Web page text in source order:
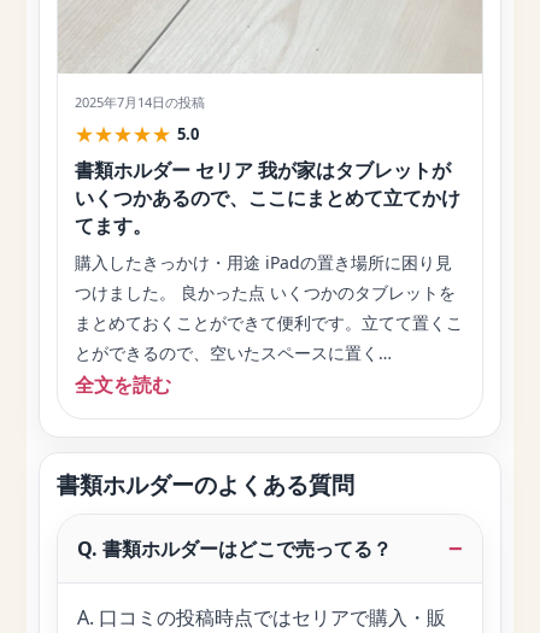
2025年7月14日の投稿
★★★★★ 5.0
書類ホルダー セリア 我が家はタブレットが
いくつかあるので、ここにまとめて立てかけ
てます。
購入したきっかけ・用途 iPadの置き場所に困り見
つけました。 良かった点 いくつかのタブレットを
まとめておくことができて便利です。立てて置くこ
とができるので、空いたスペースに置く…
全文を読む
書類ホルダーのよくある質問
Q. 書類ホルダーはどこで売ってる？
A. 口コミの投稿時点ではセリアで購入・販